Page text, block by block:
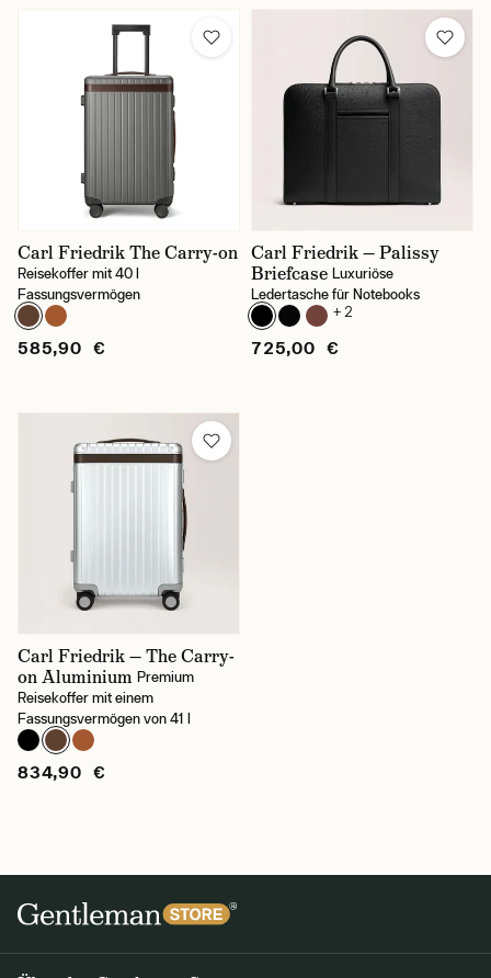
Carl Friedrik The Carry-on
Reisekoffer mit 40 l
Fassungsvermögen
585,90 €
Carl Friedrik — Palissy
Briefcase Luxuriöse
Ledertasche für Notebooks
+ 2
725,00 €
Carl Friedrik — The Carry-
on Aluminium Premium
Reisekoffer mit einem
Fassungsvermögen von 41 l
834,90 €